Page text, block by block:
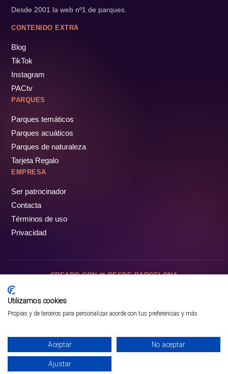
¡PÁSALO!
Desde 2001 la web nº1 de parques.
CONTENIDO EXTRA
Blog
TikTok
Instagram
PACtv
PARQUES
Parques temáticos
Parques acuáticos
Parques de naturaleza
Tarjeta Regalo
EMPRESA
Ser patrocinador
Contacta
Términos de uso
Privacidad
CREADO CON DESDE BARCELONA
Utilizamos cookies
Propias y de terceros para personalizar acorde con tus preferencias y más
Aceptar No aceptar
Ajustar